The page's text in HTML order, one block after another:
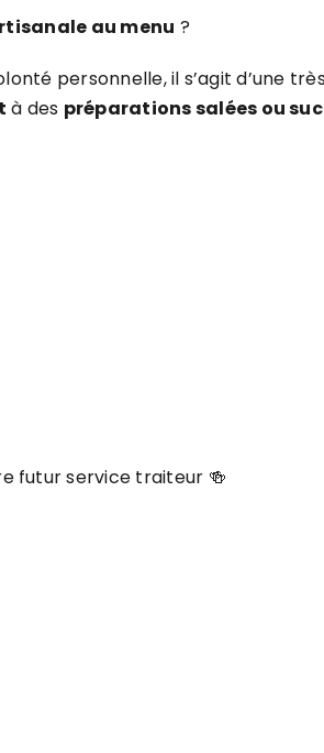
au menu ?
personnelle, il s’agit d’une
à des préparations salées ou
futur service traiteur 🍻